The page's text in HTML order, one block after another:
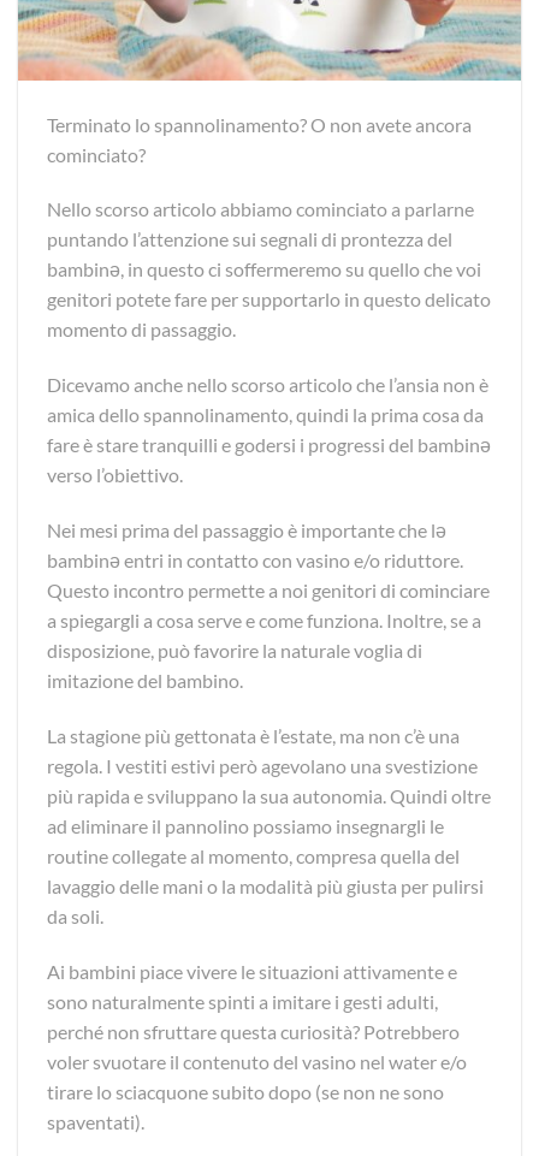
Terminato lo spannolinamento? O non avete ancora
cominciato?
Nello scorso articolo abbiamo cominciato a parlarne
puntando l’attenzione sui segnali di prontezza del
bambinə, in questo ci soffermeremo su quello che voi
genitori potete fare per supportarlo in questo delicato
momento di passaggio.
Dicevamo anche nello scorso articolo che l’ansia non è
amica dello spannolinamento, quindi la prima cosa da
fare è stare tranquilli e godersi i progressi del bambinə
verso l’obiettivo.
Nei mesi prima del passaggio è importante che lə
bambinə entri in contatto con vasino e/o riduttore.
Questo incontro permette a noi genitori di cominciare
a spiegargli a cosa serve e come funziona. Inoltre, se a
disposizione, può favorire la naturale voglia di
imitazione del bambino.
La stagione più gettonata è l’estate, ma non c’è una
regola. I vestiti estivi però agevolano una svestizione
più rapida e sviluppano la sua autonomia. Quindi oltre
ad eliminare il pannolino possiamo insegnargli le
routine collegate al momento, compresa quella del
lavaggio delle mani o la modalità più giusta per pulirsi
da soli.
Ai bambini piace vivere le situazioni attivamente e
sono naturalmente spinti a imitare i gesti adulti,
perché non sfruttare questa curiosità? Potrebbero
voler svuotare il contenuto del vasino nel water e/o
tirare lo sciacquone subito dopo (se non ne sono
spaventati).